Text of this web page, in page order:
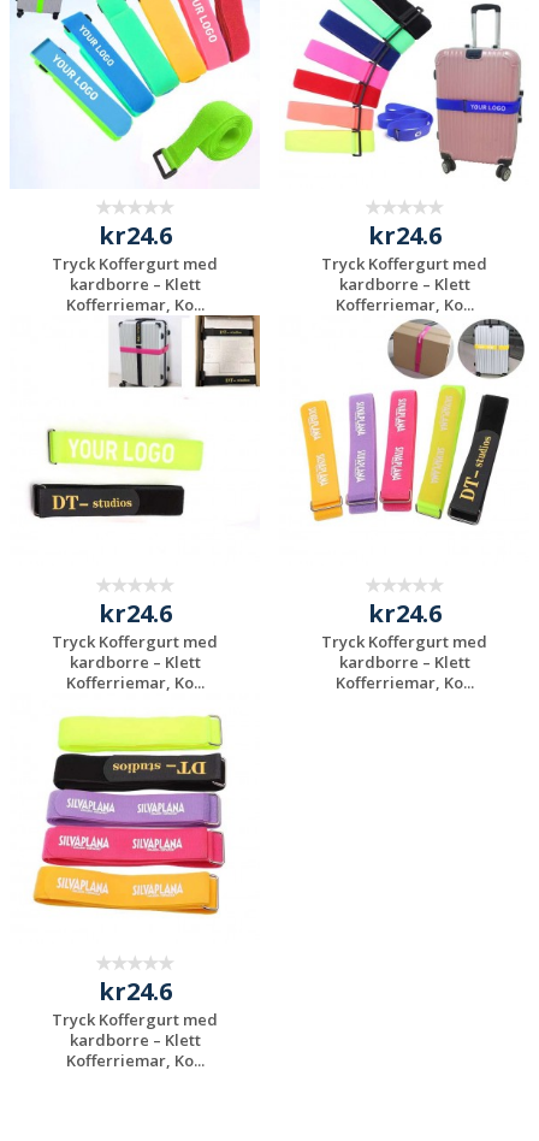
kr24.6
Tryck Koffergurt med
kardborre – Klett
Kofferriemar, Ko...
Begär en
kostnadsfri offert
kr24.6
Tryck Koffergurt med
kardborre – Klett
Kofferriemar, Ko...
Begär en
kostnadsfri offert
kr24.6
Tryck Koffergurt med
kardborre – Klett
Kofferriemar, Ko...
Begär en
kostnadsfri offert
kr24.6
Tryck Koffergurt med
kardborre – Klett
Kofferriemar, Ko...
kr24.6
Tryck Koffergurt med
kardborre – Klett
Kofferriemar, Ko...